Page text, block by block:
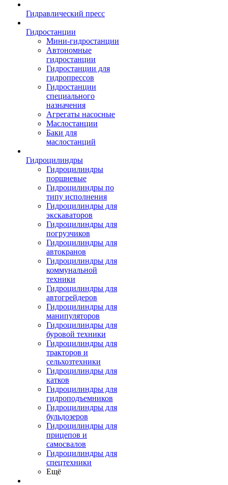
Гидравлический пресс
Гидростанции
Мини-гидростанции
Автономные
гидростанции
Гидростанции для
гидропрессов
Гидростанции
специального
назначения
Агрегаты насосные
Маслостанции
Баки для
маслостанций
Гидроцилиндры
Гидроцилиндры
поршневые
Гидроцилиндры по
типу исполнения
Гидроцилиндры для
экскаваторов
Гидроцилиндры для
погрузчиков
Гидроцилиндры для
автокранов
Гидроцилиндры для
коммунальной
техники
Гидроцилиндры для
автогрейдеров
Гидроцилиндры для
манипуляторов
Гидроцилиндры для
буровой техники
Гидроцилиндры для
тракторов и
сельхозтехники
Гидроцилиндры для
катков
Гидроцилиндры для
гидроподъемников
Гидроцилиндры для
бульдозеров
Гидроцилиндры для
прицепов и
самосвалов
Гидроцилиндры для
спецтехники
Ещё